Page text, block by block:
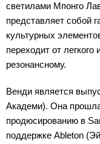
светилами Мпонго
представляет собой
культурных
переходит от
резонансному.
Венди является
Академи). Она
продюсированию в
поддержке Ableton